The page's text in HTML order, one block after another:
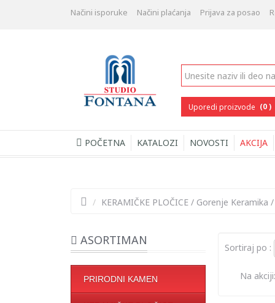
Načini isporuke Načini plaćanja Prijava za posao
Uporedi proizvode (0 )
POČETNA KATALOZI NOVOSTI AKCIJA
/ KERAMIČKE PLOČICE / Gorenje Keramika
ASORTIMAN
PRIRODNI KAMEN
Sortiraj po :
Na